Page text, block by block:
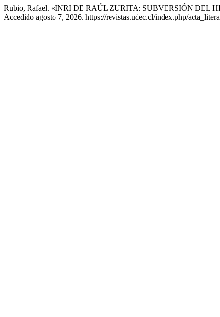
Rubio, Rafael. «INRI DE RAÚL ZURITA: SUBVERSIÓN DEL
Accedido agosto 7, 2026. https://revistas.udec.cl/index.php/